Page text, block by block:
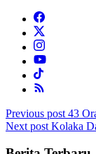
Post
navigation
Previous post 43
Next post Kolaka